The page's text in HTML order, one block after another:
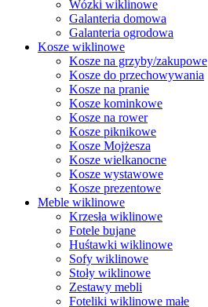
Wózki wiklinowe
Galanteria domowa
Galanteria ogrodowa
Kosze wiklinowe
Kosze na grzyby/zakupowe
Kosze do przechowywania
Kosze na pranie
Kosze kominkowe
Kosze na rower
Kosze piknikowe
Kosze Mojżesza
Kosze wielkanocne
Kosze wystawowe
Kosze prezentowe
Meble wiklinowe
Krzesła wiklinowe
Fotele bujane
Huśtawki wiklinowe
Sofy wiklinowe
Stoły wiklinowe
Zestawy mebli
Foteliki wiklinowe małe